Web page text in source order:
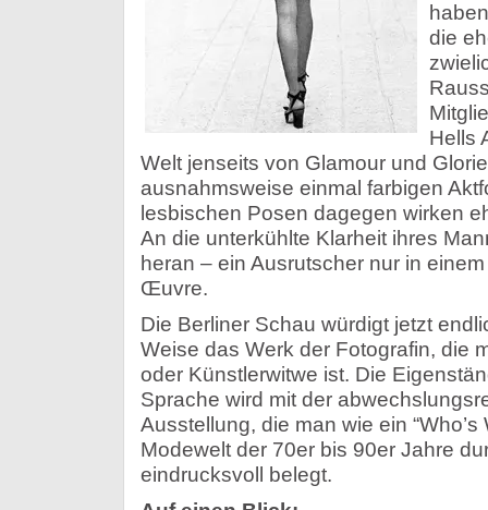
die
Hells
Welt jenseits von Glamour und
ausnahmsweise einmal farbigen
lesbischen Posen dagegen wirken
An die unterkühlte Klarheit ihres
heran – ein Ausrutscher nur in
Œuvre.
Die Berliner Schau würdigt jetzt
Weise das Werk der Fotografin, die
oder Künstlerwitwe ist. Die
Sprache wird mit der
Ausstellung, die man wie ein
Modewelt der 70er bis 90er Jahre
eindrucksvoll belegt.